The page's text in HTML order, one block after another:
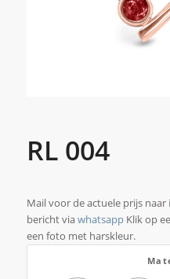
RL 004
Mail voor de actuele prijs naar
bericht viawhatsappKlik op
een foto met harskleur.